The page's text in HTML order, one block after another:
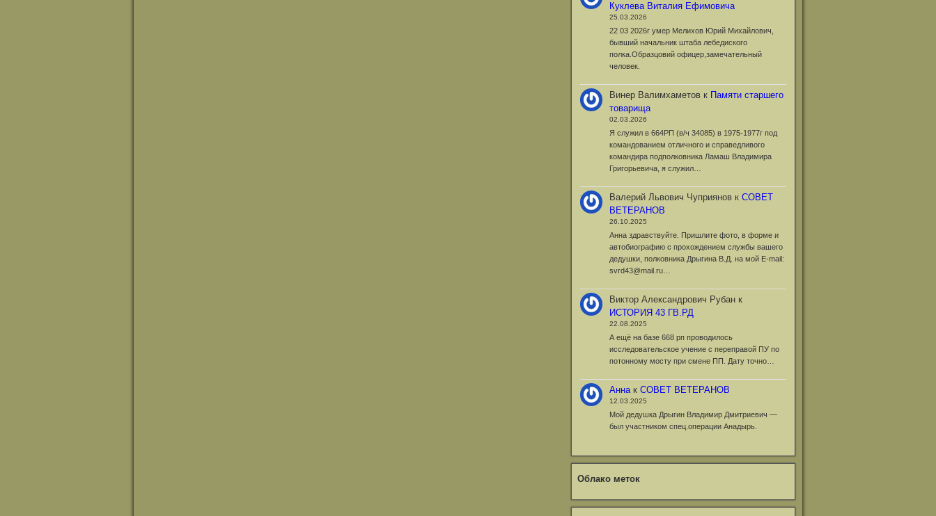
Куклева Виталия Ефимовича
25.03.2026
22 03 2026г умер Мелихов Юрий Михайлович,
бывший начальник штаба лебедиского
полка.Образцовий офицер,замечательный
человек.
Винер Валимхаметовк Памяти старшего
товарища
02.03.2026
Я служил в 664РП (в/ч 34085) в 1975-1977г под
командованием отличного и справедливого
командира подполковника Ламаш Владимира
Григорьевича, я служил…
Валерий Львович Чуприяновк СОВЕТ
ВЕТЕРАНОВ
26.10.2025
Анна здравствуйте. Пришлите фото, в форме и
автобиографию с прохождением службы вашего
дедушки, полковника Дрыгина В.Д. на мой Е-mail:
svrd43@mail.ru…
Виктор Александрович Рубанк
ИСТОРИЯ 43 ГВ.РД
22.08.2025
А ещё на базе 668 рп проводилось
исследовательское учение с переправой ПУ по
потонному мосту при смене ПП. Дату точно…
Аннак СОВЕТ ВЕТЕРАНОВ
12.03.2025
Мой дедушка Дрыгин Владимир Дмитриевич —
был участником спец.операции Анадырь.
Облако меток